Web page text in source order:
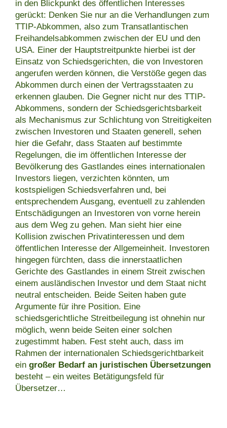
in den Blickpunkt des öffentlichen Interesses
gerückt: Denken Sie nur an die Verhandlungen zum
TTIP-Abkommen, also zum Transatlantischen
Freihandelsabkommen zwischen der EU und den
USA. Einer der Hauptstreitpunkte hierbei ist der
Einsatz von Schiedsgerichten, die von Investoren
angerufen werden können, die Verstöße gegen das
Abkommen durch einen der Vertragsstaaten zu
erkennen glauben. Die Gegner nicht nur des TTIP-
Abkommens, sondern der Schiedsgerichtsbarkeit
als Mechanismus zur Schlichtung von Streitigkeiten
zwischen Investoren und Staaten generell, sehen
hier die Gefahr, dass Staaten auf bestimmte
Regelungen, die im öffentlichen Interesse der
Bevölkerung des Gastlandes eines internationalen
Investors liegen, verzichten könnten, um
kostspieligen Schiedsverfahren und, bei
entsprechendem Ausgang, eventuell zu zahlenden
Entschädigungen an Investoren von vorne herein
aus dem Weg zu gehen. Man sieht hier eine
Kollision zwischen Privatinteressen und dem
öffentlichen Interesse der Allgemeinheit. Investoren
hingegen fürchten, dass die innerstaatlichen
Gerichte des Gastlandes in einem Streit zwischen
einem ausländischen Investor und dem Staat nicht
neutral entscheiden. Beide Seiten haben gute
Argumente für ihre Position. Eine
schiedsgerichtliche Streitbeilegung ist ohnehin nur
möglich, wenn beide Seiten einer solchen
zugestimmt haben. Fest steht auch, dass im
Rahmen der internationalen Schiedsgerichtbarkeit
ein großer Bedarf an juristischen Übersetzungen
besteht – ein weites Betätigungsfeld für
Übersetzer…